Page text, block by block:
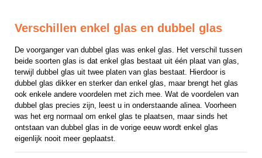
Verschillen enkel glas en dubbel glas
De voorganger van dubbel glas was enkel glas. Het verschil tussen
beide soorten glas is dat enkel glas bestaat uit één plaat van glas,
terwijl dubbel glas uit twee platen van glas bestaat. Hierdoor is
dubbel glas dikker en sterker dan enkel glas, maar brengt het glas
ook enkele andere voordelen met zich mee. Wat de voordelen van
dubbel glas precies zijn, leest u in onderstaande alinea. Voorheen
was het erg normaal om enkel glas te plaatsen, maar sinds het
ontstaan van dubbel glas in de vorige eeuw wordt enkel glas
eigenlijk nooit meer geplaatst.